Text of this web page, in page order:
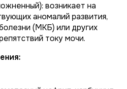
возникает на
аномалий развития,
(МКБ) или других
току мочи.